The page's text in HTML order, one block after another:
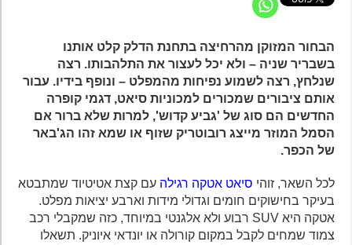
הבחור המזוקן מהרחיצה בתחנת הדלק קלט אותנו
בשבריר שניה – ולא יכל לעצור את התלהבותו. רצה
שנלחץ, רצה לשמוע נפיחות מהמפלט – ונופף בידיו. עבור
אותם ציבורים שמכורים למכוניות סיאט, דגמי קופרה
החדשים הם סוג של 'גביע קדוש', למרות שלא ברור אם
הסמל המוזר מייצג רובוטריק שזוף או שמא זהו הג'באר
של הכפר.
לכל השאר, זוהיסיאט אטקה רגילהעם קצת אטיטיוד שמתבטא
בעיקר בחישוקים חומים וגדולי מידות וארבע יציאות מפלט.
אטקה היא SUV רבוע ולא אלגנטי במיוחד, כזה שמקבלי רכב
צמוד שמחים לקבל במקום קורולה או יונדאי איוניק. תשאלו